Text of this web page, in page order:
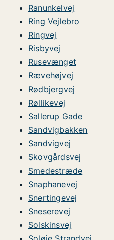
Ranunkelvej
Ring Vejlebro
Ringvej
Risbyvej
Rusevænget
Rævehøjvej
Rødbjergvej
Røllikevej
Sallerup Gade
Sandvigbakken
Sandvigvej
Skovgårdsvej
Smedestræde
Snaphanevej
Snertingevej
Sneserevej
Solskinsvej